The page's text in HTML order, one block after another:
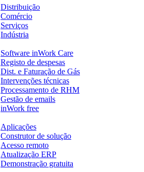
Distribuição
Comércio
Serviços
Indústria
Software inWork Care
Registo de despesas
Dist. e Faturação de Gás
Intervenções técnicas
Processamento de RHM
Gestão de emails
inWork free
Aplicações
Construtor de solução
Acesso remoto
Atualização ERP
Demonstração gratuita